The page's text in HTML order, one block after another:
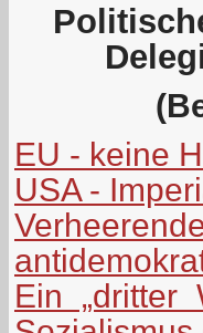
EU - keine
USA -
Ein